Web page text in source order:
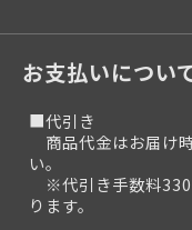
お支払いについ
■代引き
商品代金はお届け
い。
※代引き手数料330
ります。